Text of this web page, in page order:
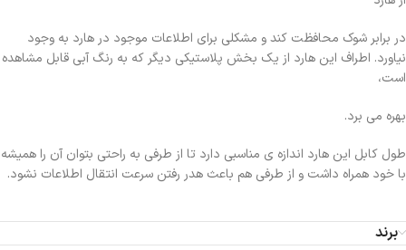
در برابر شوک محافظت کند و مشکلی برای اطلاعات موجود در هارد به وجود
نیاورد. اطراف این هارد از یک بخش پلاستیکی دیگر که به رنگ آبی قابل مشاهده
است،
بهره می ‌برد.
طول کابل این هارد اندازه‌ ی مناسبی دارد تا از طرفی به راحتی بتوان آن را همیشه
با خود همراه داشت و از طرفی هم باعث هدر رفتن سرعت انتقال اطلاعات نشود.
برند